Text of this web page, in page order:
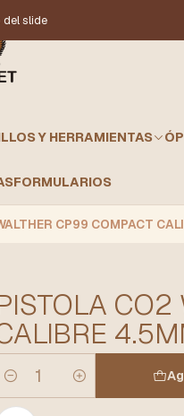
Y HERRAMIENTAS
FORMULARIOS
del slide
CP99 COMPACT
CO2
Cantidad